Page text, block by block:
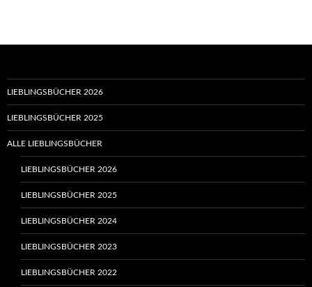
LIEBLINGSBÜCHER 2026
LIEBLINGSBÜCHER 2025
ALLE LIEBLINGSBÜCHER
LIEBLINGSBÜCHER 2026
LIEBLINGSBÜCHER 2025
LIEBLINGSBÜCHER 2024
LIEBLINGSBÜCHER 2023
LIEBLINGSBÜCHER 2022